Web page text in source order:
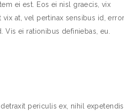
ei est. Eos ei nisl graecis, vix
at, vel pertinax sensibus id, error
ei rationibus definiebas, eu.
periculis ex, nihil